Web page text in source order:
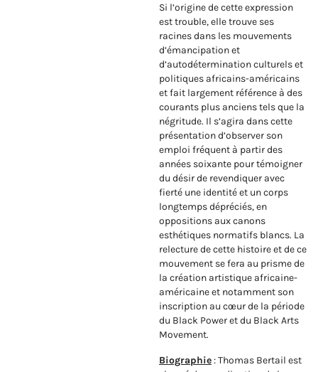
Si l’origine de cette expression
est trouble, elle trouve ses
racines dans les mouvements
d’émancipation et
d’autodétermination culturels et
politiques africains-américains
et fait largement référence à des
courants plus anciens tels que la
négritude. Il s’agira dans cette
présentation d’observer son
emploi fréquent à partir des
années soixante pour témoigner
du désir de revendiquer avec
fierté une identité et un corps
longtemps dépréciés, en
oppositions aux canons
esthétiques normatifs blancs. La
relecture de cette histoire et de ce
mouvement se fera au prisme de
la création artistique africaine-
américaine et notamment son
inscription au cœur de la période
du Black Power et du Black Arts
Movement.
Biographie: Thomas Bertail est